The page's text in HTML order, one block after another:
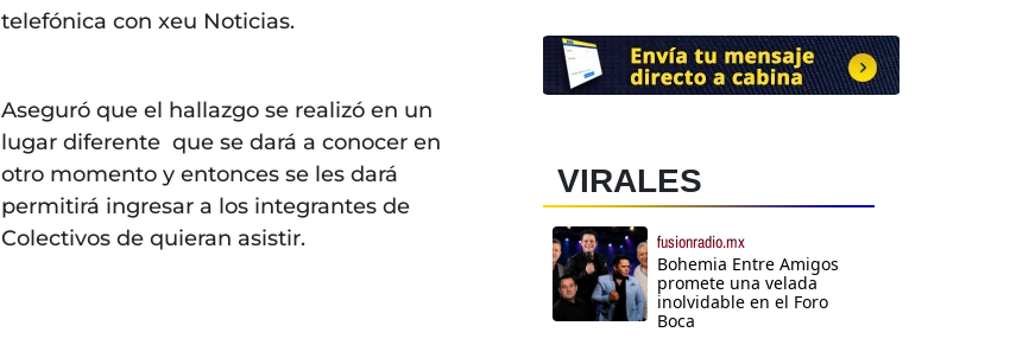
telefónica con xeu Noticias.
Aseguró que el hallazgo se realizó en un
lugar diferente que se dará a conocer en
otro momento y entonces se les dará
permitirá ingresar a los integrantes de
Colectivos de quieran asistir.
VIRALES
fusionradio.mx
Bohemia Entre Amigos
promete una velada
inolvidable en el Foro
Boca